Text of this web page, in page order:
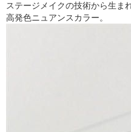
ステージメイクの技術から生まれ
高発色ニュアンスカラー。